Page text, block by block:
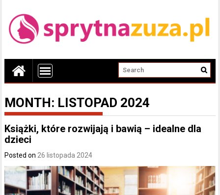
MONTH: LISTOPAD 2024
Książki, które rozwijają i bawią – idealne dla
dzieci
Posted on 26 listopada 2024